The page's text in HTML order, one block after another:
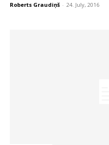
Roberts Graudiņš - 24. July, 2016